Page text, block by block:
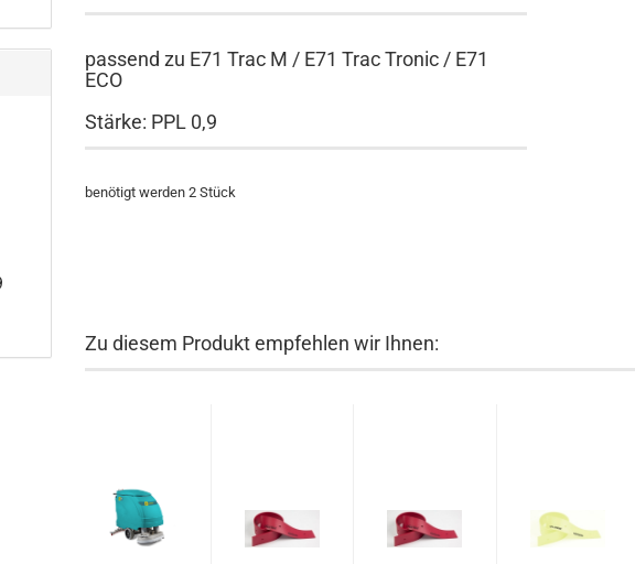
passend zu E71 Trac M / E71 Trac Tronic / E71
ECO
Stärke: PPL 0,9
benötigt werden 2 Stück
Zu diesem Produkt empfehlen wir Ihnen: